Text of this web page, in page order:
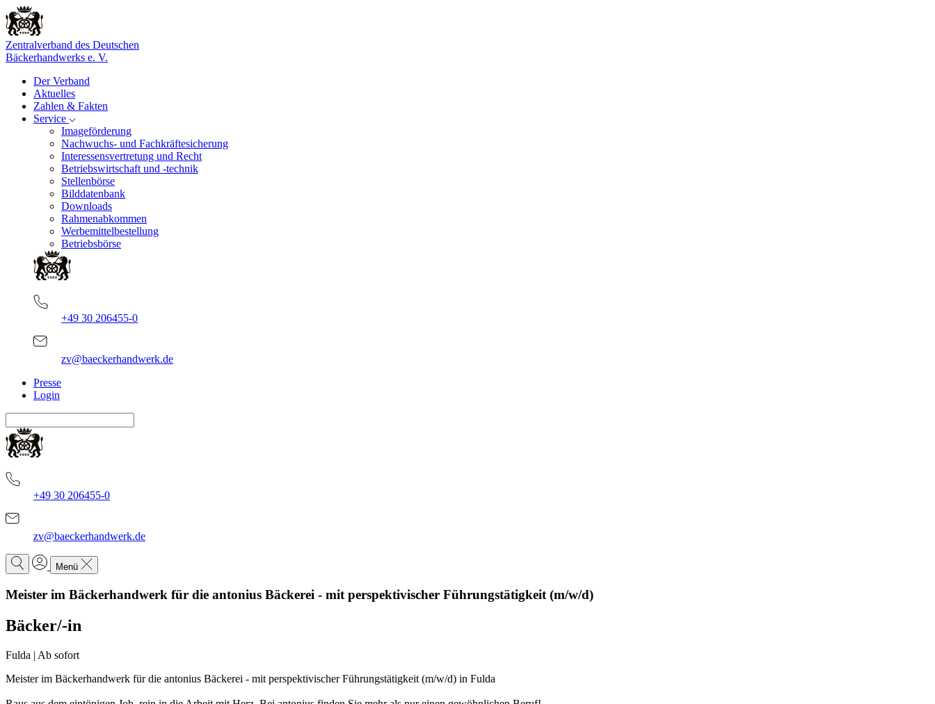
Zentralverband des Deutschen
Bäckerhandwerks e. V.
Der Verband
Aktuelles
Zahlen & Fakten
Service
Imageförderung
Nachwuchs- und Fachkräftesicherung
Interessensvertretung und Recht
Betriebswirtschaft und -technik
Stellenbörse
Bilddatenbank
Downloads
Rahmenabkommen
Werbemittelbestellung
Betriebsbörse
+49 30 206455-0
zv@baeckerhandwerk.de
Presse
Login
+49 30 206455-0
zv@baeckerhandwerk.de
Menü
Meister im Bäckerhandwerk für die antonius Bäckerei - mit perspektivischer Führungstätigkeit (m/w/d)
Bäcker/-in
Fulda | Ab sofort
Meister im Bäckerhandwerk für die antonius Bäckerei - mit perspektivischer Führungstätigkeit (m/w/d) in Fulda